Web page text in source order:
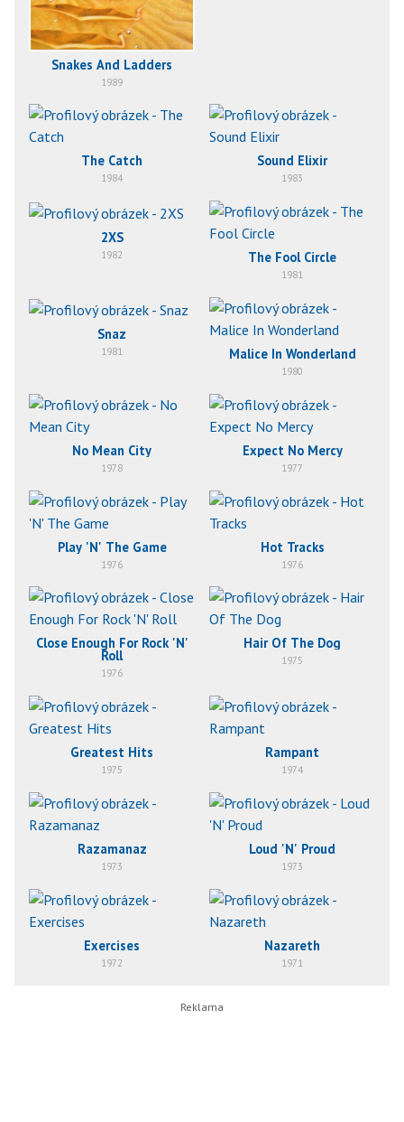
Snakes And Ladders
1989
The Catch
1984
Sound Elixir
1983
2XS
1982 The Fool Circle
1981
Snaz
1981 Malice In Wonderland
1980
No Mean City
1978
Expect No Mercy
1977
Play 'N' The Game
1976
Hot Tracks
1976
Close Enough For Rock 'N'
Roll
1976
Hair Of The Dog
1975
Greatest Hits
1975
Rampant
1974
Razamanaz
1973
Loud 'N' Proud
1973
Exercises
1972
Nazareth
1971